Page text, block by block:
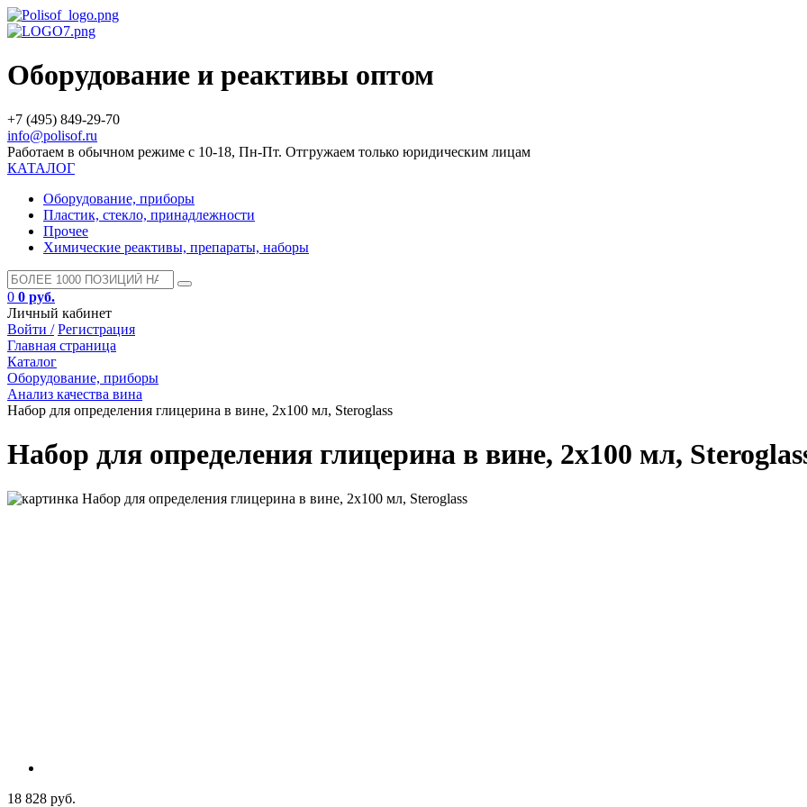
Оборудование и реактивы оптом
+7 (495) 849-29-70
info@polisof.ru
Работаем в обычном режиме с 10-18, Пн-Пт. Отгружаем только юридическим лицам
КАТАЛОГ
Оборудование, приборы
Пластик, стекло, принадлежности
Прочее
Химические реактивы, препараты, наборы
0 0 руб.
Личный кабинет
Войти / Регистрация
Главная страница
Каталог
Оборудование, приборы
Анализ качества вина
Набор для определения глицерина в вине, 2х100 мл, Steroglass
Набор для определения глицерина в вине, 2х100 мл,
18 828 руб.